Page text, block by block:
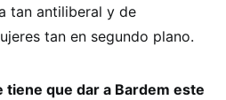
tan antiliberal y de
tan en segundo plano.
tiene que dar a Bardem este